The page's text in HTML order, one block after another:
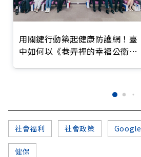
用關鍵行動築起健康防護網！臺
中如何以《巷弄裡的幸福公衛》
社會福利 社會政策 Google
健保